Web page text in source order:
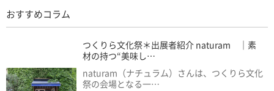
おすすめコラム
つくりら文化祭＊出展者紹介 naturam ｜素
材の持つ“美味し…
naturam（ナチュラム）さんは、つくりら文化
祭の会場となる一…